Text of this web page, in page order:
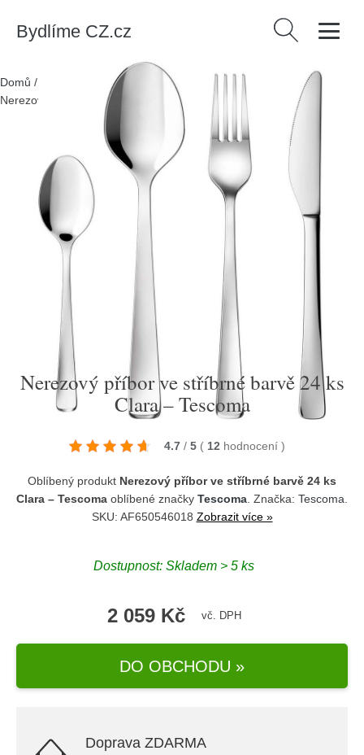
Bydlíme CZ.cz Vyhledávání
Domů / > Kuchyně a jídelna > Nádobí > Příbory
Nerezový příbor ve stříbrné barvě 24 ks Clara – Tescoma
Nerezový příbor ve stříbrné barvě 24 ks
Clara – Tescoma
4.7 / 5 ( 12 hodnocení )
Oblíbený produkt Nerezový příbor ve stříbrné barvě 24 ks
Clara – Tescoma oblíbené značky Tescoma . Značka: Tescoma
SKU: AF650546018 Zobrazit více »
Dostupnost: Skladem > 5 ks
2 059 Kč vč. DPH
DO OBCHODU »
Doprava ZDARMA